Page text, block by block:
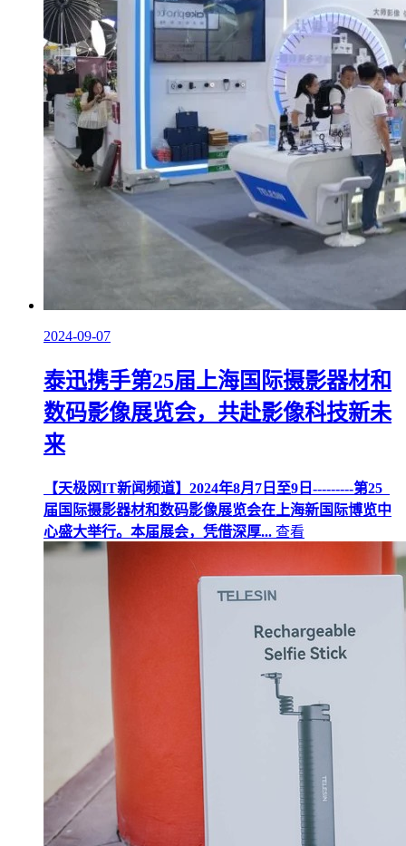
2024-09-07
泰迅携手第25届上海国际摄影器材和
数码影像展览会，共赴影像科技新未
来
【天极网IT新闻频道】2024年8月7日至9日---------第25
届国际摄影器材和数码影像展览会在上海新国际博览中
心盛大举行。本届展会，凭借深厚... 查看